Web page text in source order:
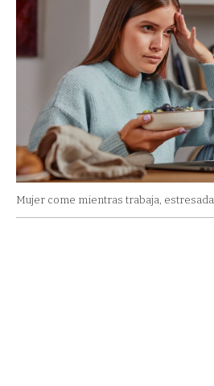
Mujer come mientras trabaja, estresada.